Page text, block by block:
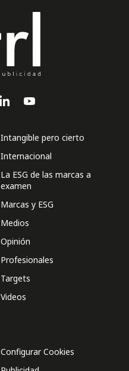
Intangible pero cierto
Internacional
La ESG de las marcas a
examen
Marcas y ESG
Medios
Opinión
Profesionales
Targets
Videos
Configurar Cookies